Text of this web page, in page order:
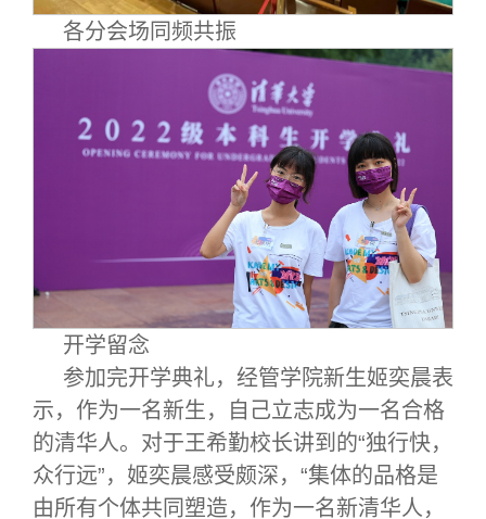
各分会场同频共振
开学留念
参加完开学典礼，经管学院新生姬奕晨表
示，作为一名新生，自己立志成为一名合格
的清华人。对于王希勤校长讲到的“独行快，
众行远”，姬奕晨感受颇深，“集体的品格是
由所有个体共同塑造，作为一名新清华人，